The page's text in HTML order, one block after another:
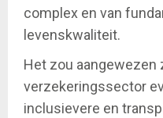
complex en van
levenskwaliteit.
Het zou aangewezen
verzekeringssector
inclusievere en